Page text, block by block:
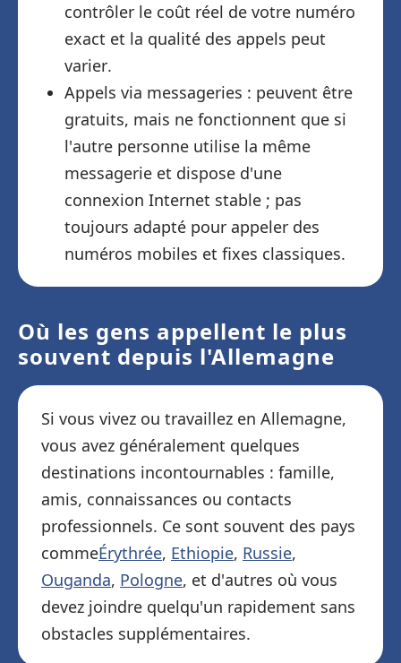
contrôler le coût réel de votre numéro
exact et la qualité des appels peut
varier.
Appels via messageries : peuvent être
gratuits, mais ne fonctionnent que si
l'autre personne utilise la même
messagerie et dispose d'une
connexion Internet stable ; pas
toujours adapté pour appeler des
numéros mobiles et fixes classiques.
Où les gens appellent le plus
souvent depuis l'Allemagne
Si vous vivez ou travaillez en Allemagne,
vous avez généralement quelques
destinations incontournables : famille,
amis, connaissances ou contacts
professionnels. Ce sont souvent des pays
commeÉrythrée, Ethiopie, Russie,
Ouganda, Pologne, et d'autres où vous
devez joindre quelqu'un rapidement sans
obstacles supplémentaires.